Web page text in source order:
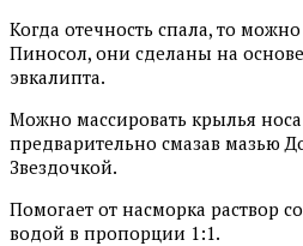
Когда отечность спала, то
Пиносол, они сделаны на
эвкалипта.
Можно массировать крылья
предварительно смазав мазью
Звездочкой.
Помогает от насморка раствор
водой в пропорции 1:1.